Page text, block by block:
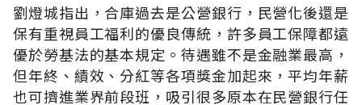
劉燈城指出，合庫過去是公營銀行，民營化後還是
保有重視員工福利的優良傳統，許多員工保障都遠
優於勞基法的基本規定。待遇雖不是金融業最高，
但年終、績效、分紅等各項獎金加起來，平均年薪
也可擠進業界前段班，吸引很多原本在民營銀行任